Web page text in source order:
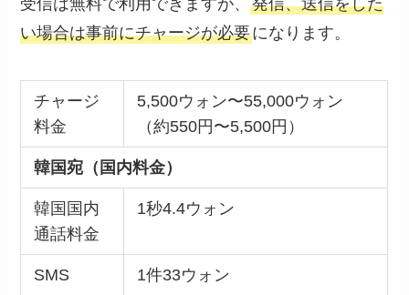
い場合は事前にチャージが必要になります。
チャージ
料金
5,500ウォン〜55,000ウォン
（約550円〜5,500円）
韓国宛（国内料金）
韓国国内
通話料金
1秒4.4ウォン
SMS 1件33ウォン